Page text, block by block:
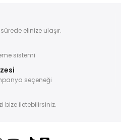
elinize ulaşır.
sistemi
seçeneği
bize iletebilirsiniz.